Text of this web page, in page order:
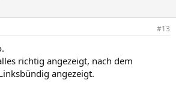
#13
richtig angezeigt, nach dem
angezeigt.